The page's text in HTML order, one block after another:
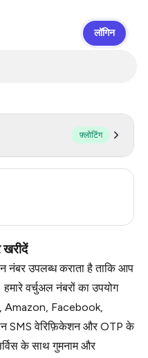
लॉगिन
फ़्लोटिंग
नंबर उपलब्ध कराता है ताकि आप
वर्चुअल नंबरों का उपयोग
Amazon, Facebook,
SMS वेरिफ़िकेशन और OTP के
के साथ गुमनाम और